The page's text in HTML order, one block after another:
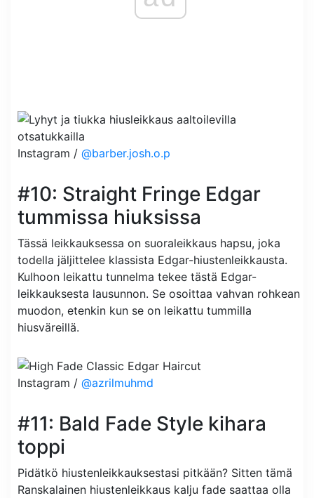
Instagram / @barber.josh.o.p
#10: Straight Fringe Edgar
tummissa hiuksissa
Tässä leikkauksessa on suoraleikkaus hapsu, joka
todella jäljittelee klassista Edgar-hiustenleikkausta.
Kulhoon leikattu tunnelma tekee tästä Edgar-
leikkauksesta lausunnon. Se osoittaa vahvan rohkean
muodon, etenkin kun se on leikattu tummilla
hiusväreillä.
Instagram / @azrilmuhmd
#11: Bald Fade Style kihara
toppi
Pidätkö hiustenleikkauksestasi pitkään? Sitten tämä
Ranskalainen hiustenleikkaus kalju fade saattaa olla